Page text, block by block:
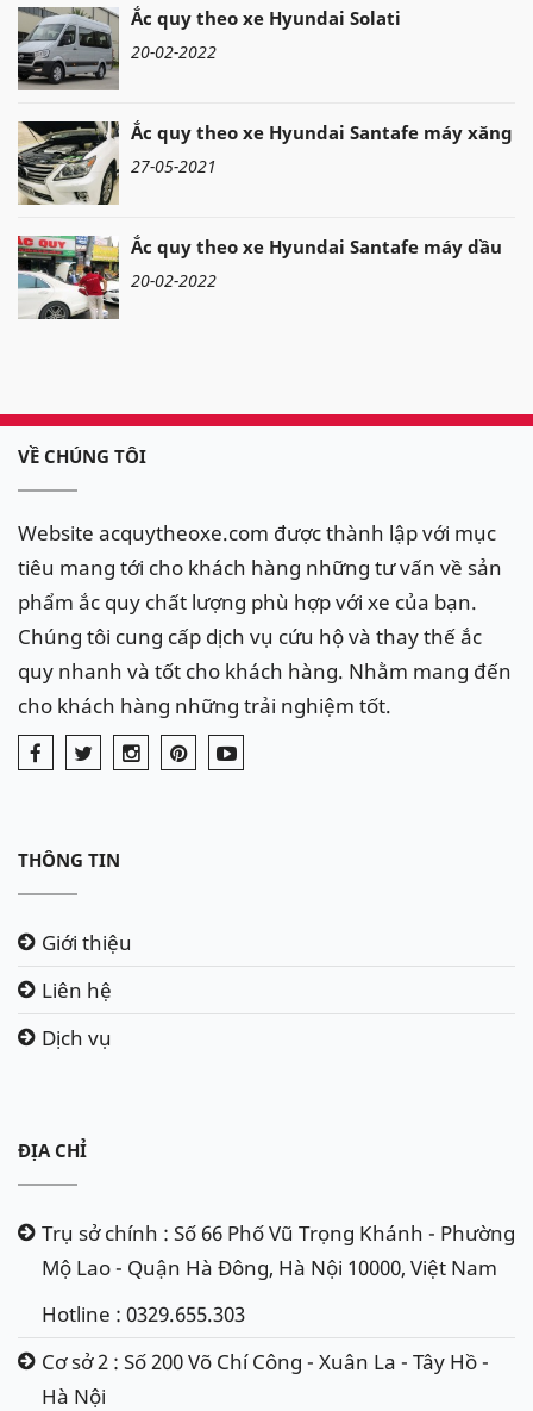
Ắc quy theo xe Hyundai Solati
20-02-2022
Ắc quy theo xe Hyundai Santafe máy xăng
27-05-2021
Ắc quy theo xe Hyundai Santafe máy dầu
20-02-2022
VỀ CHÚNG TÔI
Website acquytheoxe.com được thành lập với mục
tiêu mang tới cho khách hàng những tư vấn về sản
phẩm ắc quy chất lượng phù hợp với xe của bạn.
Chúng tôi cung cấp dịch vụ cứu hộ và thay thế ắc
quy nhanh và tốt cho khách hàng. Nhằm mang đến
cho khách hàng những trải nghiệm tốt.
THÔNG TIN
Giới thiệu
Liên hệ
Dịch vụ
ĐỊA CHỈ
Trụ sở chính : Số 66 Phố Vũ Trọng Khánh - Phường
Mộ Lao - Quận Hà Đông, Hà Nội 10000, Việt Nam
Hotline : 0329.655.303
Cơ sở 2 : Số 200 Võ Chí Công - Xuân La - Tây Hồ -
Hà Nội